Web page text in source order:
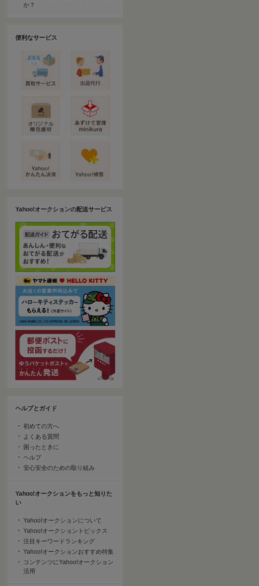
か？
便利なサービス
Yahoo!オークションの配送サービス
ヘルプとガイド
初めての方へ
よくある質問
困ったときに
ヘルプ
安心安全のための取り組み
Yahoo!オークションをもっと知りた
い
Yahoo!オークションについて
Yahoo!オークショントピックス
注目キーワードランキング
Yahoo!オークションおすすめ特集
コンテンツにYahoo!オークション
活用